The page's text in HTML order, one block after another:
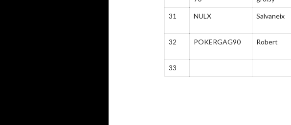
31 NULX Salvaneix
32 POKERGAG90 Robert
33